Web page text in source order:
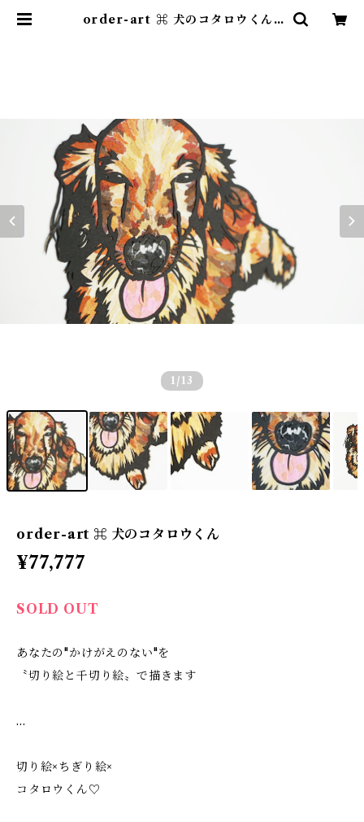
order-art ⌘ 犬のコタロウくん |
1 /13
order-art ⌘ 犬のコタロウくん
¥77,777
SOLD OUT
あなたの"かけがえのない"を
〝切り絵と千切り絵〟で描きます
…
切り絵×ちぎり絵×
コタロウくん♡